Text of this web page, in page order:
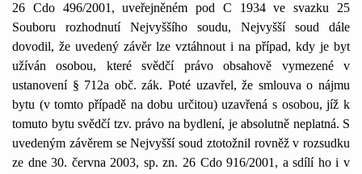
26 Cdo 496/2001, uveřejněném pod C 1934 ve svazku 25
Souboru rozhodnutí Nejvyššího soudu, Nejvyšší soud dále
dovodil, že uvedený závěr lze vztáhnout i na případ, kdy je byt
užíván osobou, které svědčí právo obsahově vymezené v
ustanovení § 712a obč. zák. Poté uzavřel, že smlouva o nájmu
bytu (v tomto případě na dobu určitou) uzavřená s osobou, jíž k
tomuto bytu svědčí tzv. právo na bydlení, je absolutně neplatná. S
uvedeným závěrem se Nejvyšší soud ztotožnil rovněž v rozsudku
ze dne 30. června 2003, sp. zn. 26 Cdo 916/2001, a sdílí ho i v